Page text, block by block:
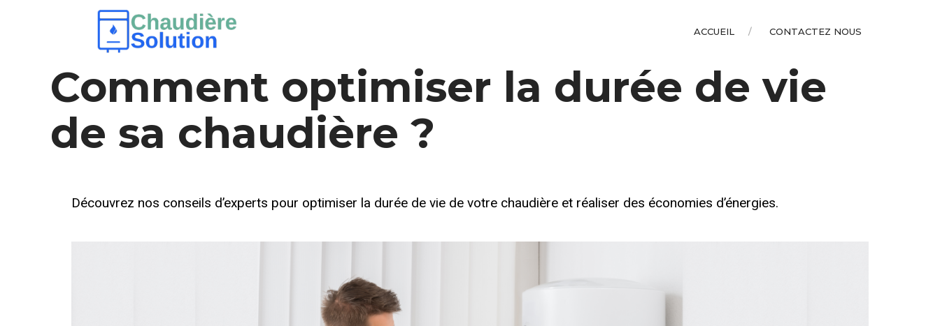
ACCUEIL CONTACTEZ NOUS
NON CLASSÉ 21 NOVEMBRE 2023
Comment optimiser la durée de vie
de sa chaudière ?
Découvrez nos conseils d’experts pour optimiser la durée de vie de votre chaudière et réaliser des économies d’énergies.